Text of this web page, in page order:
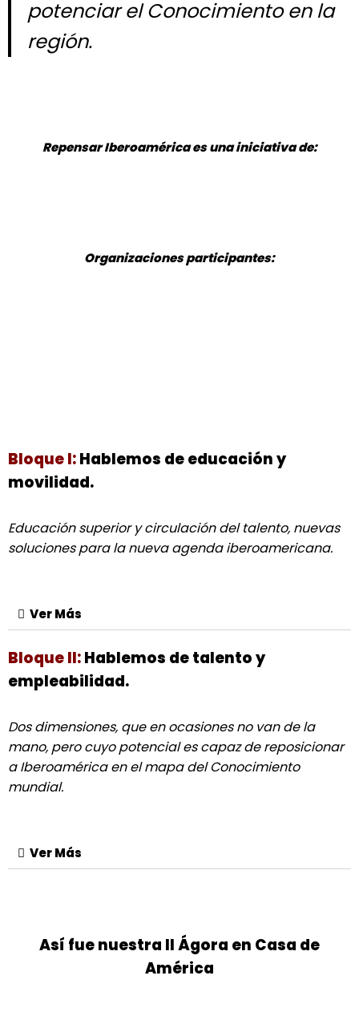
potenciar el Conocimiento en la
región.
Repensar Iberoamérica es una iniciativa de:
Organizaciones participantes:
Bloque I:Hablemos de educación y
movilidad.
Educación superior y circulación del talento, nuevas
soluciones para la nueva agenda iberoamericana.
Ver Más
Bloque II:Hablemos de talento y
empleabilidad.
Dos dimensiones, que en ocasiones no van de la
mano, pero cuyo potencial es capaz de reposicionar
a Iberoamérica en el mapa del Conocimiento
mundial.
Ver Más
Así fue nuestra II Ágora en Casa de
América